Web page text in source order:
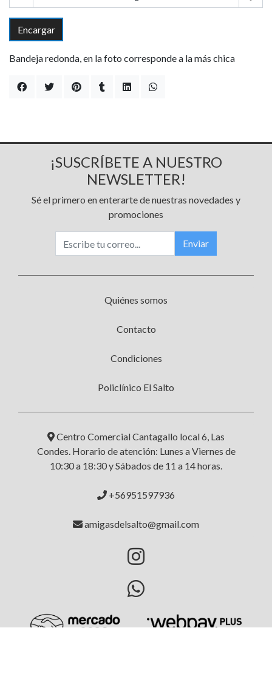
Encargar
Bandeja redonda, en la foto corresponde a la más chica
¡SUSCRÍBETE A NUESTRO
NEWSLETTER!
Sé el primero en enterarte de nuestras novedades y
promociones
Enviar
Quiénes somos
Contacto
Condiciones
Policlínico El Salto
Centro Comercial Cantagallo local 6, Las
Condes. Horario de atención: Lunes a Viernes de
10:30 a 18:30 y Sábados de 11 a 14 horas.
+56951597936
amigasdelsalto@gmail.com